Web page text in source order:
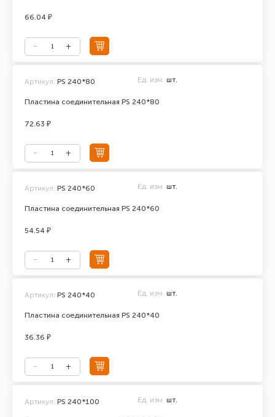
66.04 ₽
Пластина соединительная PS 240*80
Артикул: PS 240*80 Ед. изм. шт.
72.63 ₽
Пластина соединительная PS 240*60
Артикул: PS 240*60 Ед. изм. шт.
54.54 ₽
Пластина соединительная PS 240*40
Артикул: PS 240*40 Ед. изм. шт.
36.36 ₽
Артикул: PS 240*100 Ед. изм. шт.